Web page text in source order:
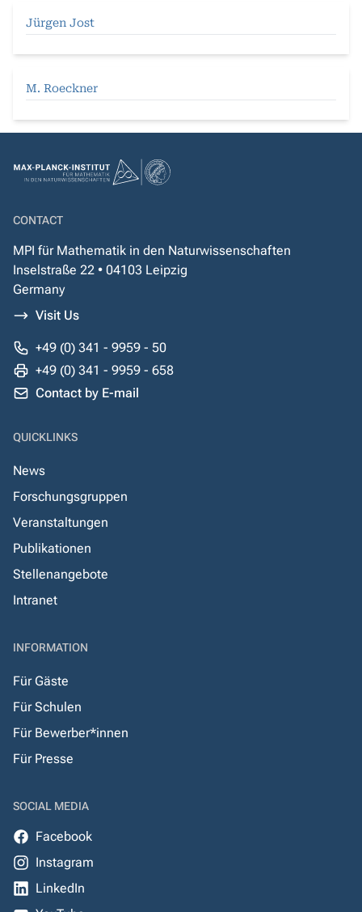
Jürgen Jost
M. Roeckner
CONTACT
MPI für Mathematik in den Naturwissenschaften
Inselstraße 22 • 04103 Leipzig
Germany
Visit Us
+49 (0) 341 - 9959 - 50
+49 (0) 341 - 9959 - 658
Contact by E-mail
QUICKLINKS
News
Forschungsgruppen
Veranstaltungen
Publikationen
Stellenangebote
Intranet
INFORMATION
Für Gäste
Für Schulen
Für Bewerber*innen
Für Presse
SOCIAL MEDIA
Facebook
Instagram
LinkedIn